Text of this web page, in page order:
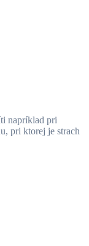
napríklad pri
pri ktorej je strach